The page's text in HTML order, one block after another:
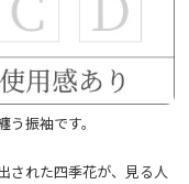
振袖です。
された四季花が、見る人